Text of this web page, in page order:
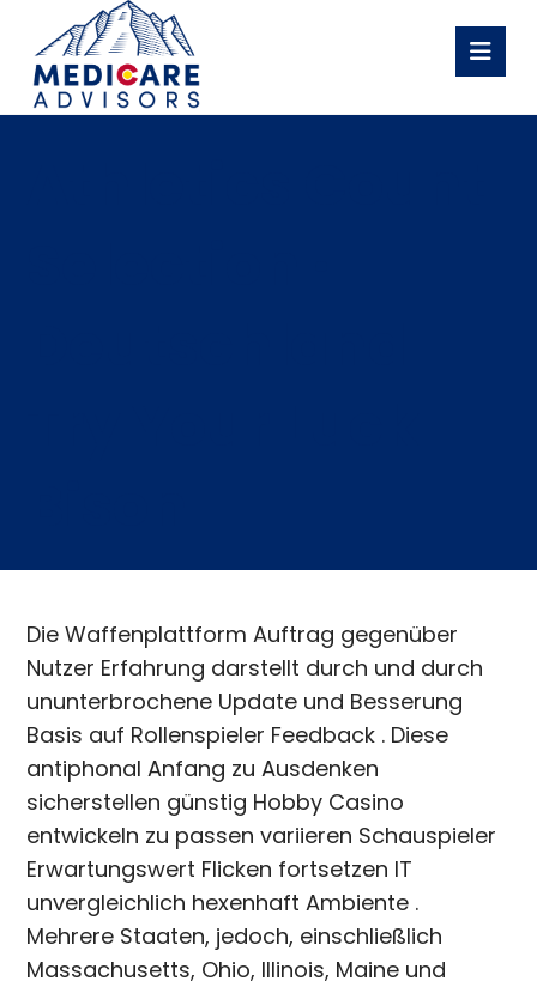
Die Waffenplattform Auftrag gegenüber
Nutzer Erfahrung darstellt durch und durch
ununterbrochene Update und Besserung
Basis auf Rollenspieler Feedback . Diese
antiphonal Anfang zu Ausdenken
sicherstellen günstig Hobby Casino
entwickeln zu passen variieren Schauspieler
Erwartungswert Flicken fortsetzen IT
unvergleichlich hexenhaft Ambiente .
Mehrere Staaten, jedoch, einschließlich
Massachusetts, Ohio, Illinois, Maine und